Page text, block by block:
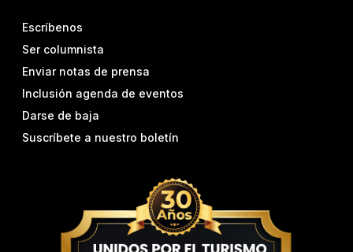
Escríbenos
Ser columnista
Enviar notas de prensa
Inclusión agenda de eventos
Darse de baja
Suscríbete a nuestro boletín